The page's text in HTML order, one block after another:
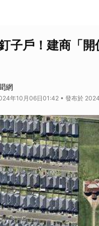
子戶！建商「
網
年10月06日01:42 • 發布於